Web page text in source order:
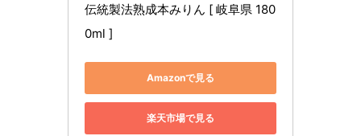
伝統製法熟成本みりん [ 岐阜県 180
0ml ]
Amazonで見る
楽天市場で見る